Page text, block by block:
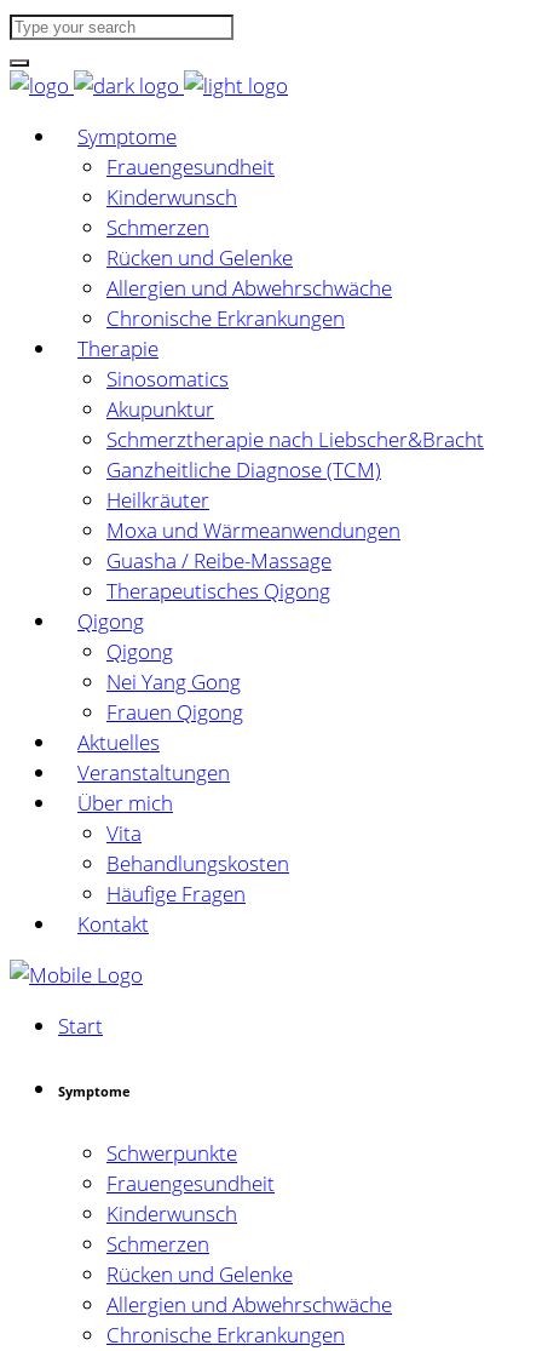
Symptome
Frauengesundheit
Kinderwunsch
Schmerzen
Rücken und Gelenke
Allergien und Abwehrschwäche
Chronische Erkrankungen
Therapie
Sinosomatics
Akupunktur
Schmerztherapie nach Liebscher&Bracht
Ganzheitliche Diagnose (TCM)
Heilkräuter
Moxa und Wärmeanwendungen
Guasha / Reibe-Massage
Therapeutisches Qigong
Qigong
Qigong
Nei Yang Gong
Frauen Qigong
Aktuelles
Veranstaltungen
Über mich
Vita
Behandlungskosten
Häufige Fragen
Kontakt
Start
Symptome
Schwerpunkte
Frauengesundheit
Kinderwunsch
Schmerzen
Rücken und Gelenke
Allergien und Abwehrschwäche
Chronische Erkrankungen